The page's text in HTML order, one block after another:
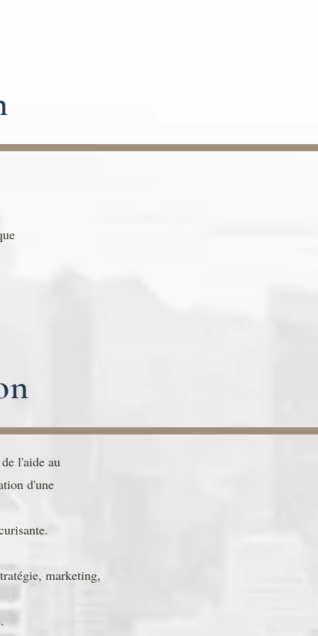
l'aide au
d'une
marketing,